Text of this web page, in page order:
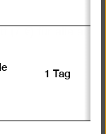
1 Tag